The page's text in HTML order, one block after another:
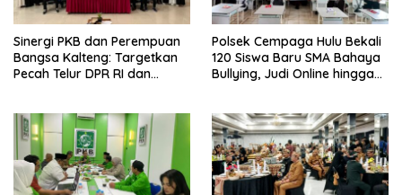
Sinergi PKB dan Perempuan
Bangsa Kalteng: Targetkan
Pecah Telur DPR RI dan
Polsek Cempaga Hulu Bekali
120 Siswa Baru SMA Bahaya
Bullying, Judi Online hingga